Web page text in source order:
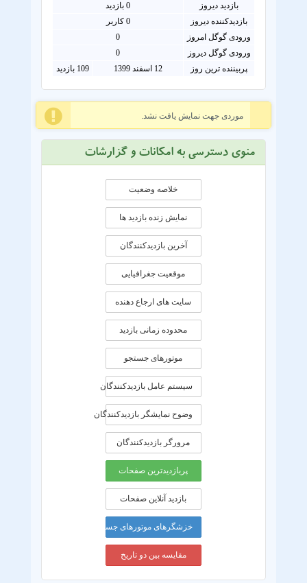
بازدید دیروز
0 بازدید
بازدیدکننده دیروز
0 کاربر
ورودی گوگل امروز
0
ورودی گوگل دیروز
0
پربیننده ترین روز
12 اسفند 1399 109 بازدید
موردی جهت نمایش یافت نشد.
منوی دسترسی به امکانات و گزارشات
خلاصه وضعیت
نمایش زنده بازدید ها
آخرین بازدیدکنندگان
موقعيت جغرافيايی
سایت های ارجاع دهنده
محدوده زمانی بازديد
موتورهای جستجو
سیستم عامل بازدیدکنندگان
وضوح نمایشگر بازدیدکنندگان
مرورگر بازدیدکنندگان
پربازدیدترین صفحات
بازدید آنلاین صفحات
خزشگرهای موتورهای جستجو
مقایسه بین دو تاریخ